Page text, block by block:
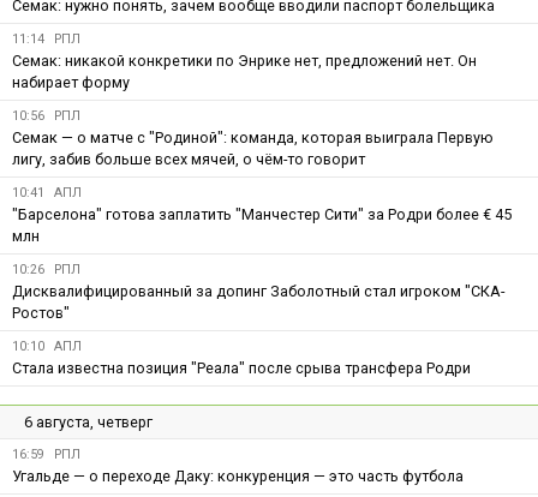
Семак: нужно понять, зачем вообще вводили паспорт болельщика
11:14 РПЛ
Семак: никакой конкретики по Энрике нет, предложений нет. Он
набирает форму
10:56 РПЛ
Семак — о матче с "Родиной": команда, которая выиграла Первую
лигу, забив больше всех мячей, о чём-то говорит
10:41 АПЛ
"Барселона" готова заплатить "Манчестер Сити" за Родри более € 45
млн
10:26 РПЛ
Дисквалифицированный за допинг Заболотный стал игроком "СКА-
Ростов"
10:10 АПЛ
Стала известна позиция "Реала" после срыва трансфера Родри
6 августа, четверг
16:59 РПЛ
Угальде — о переходе Даку: конкуренция — это часть футбола